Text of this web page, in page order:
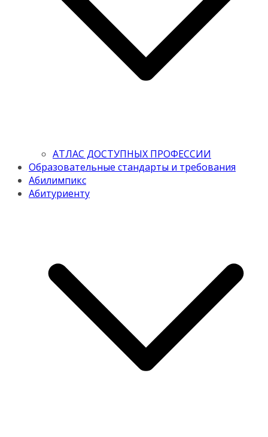
АТЛАС ДОСТУПНЫХ ПРОФЕССИИ
Образовательные стандарты и требования
Абилимпикс
Абитуриенту